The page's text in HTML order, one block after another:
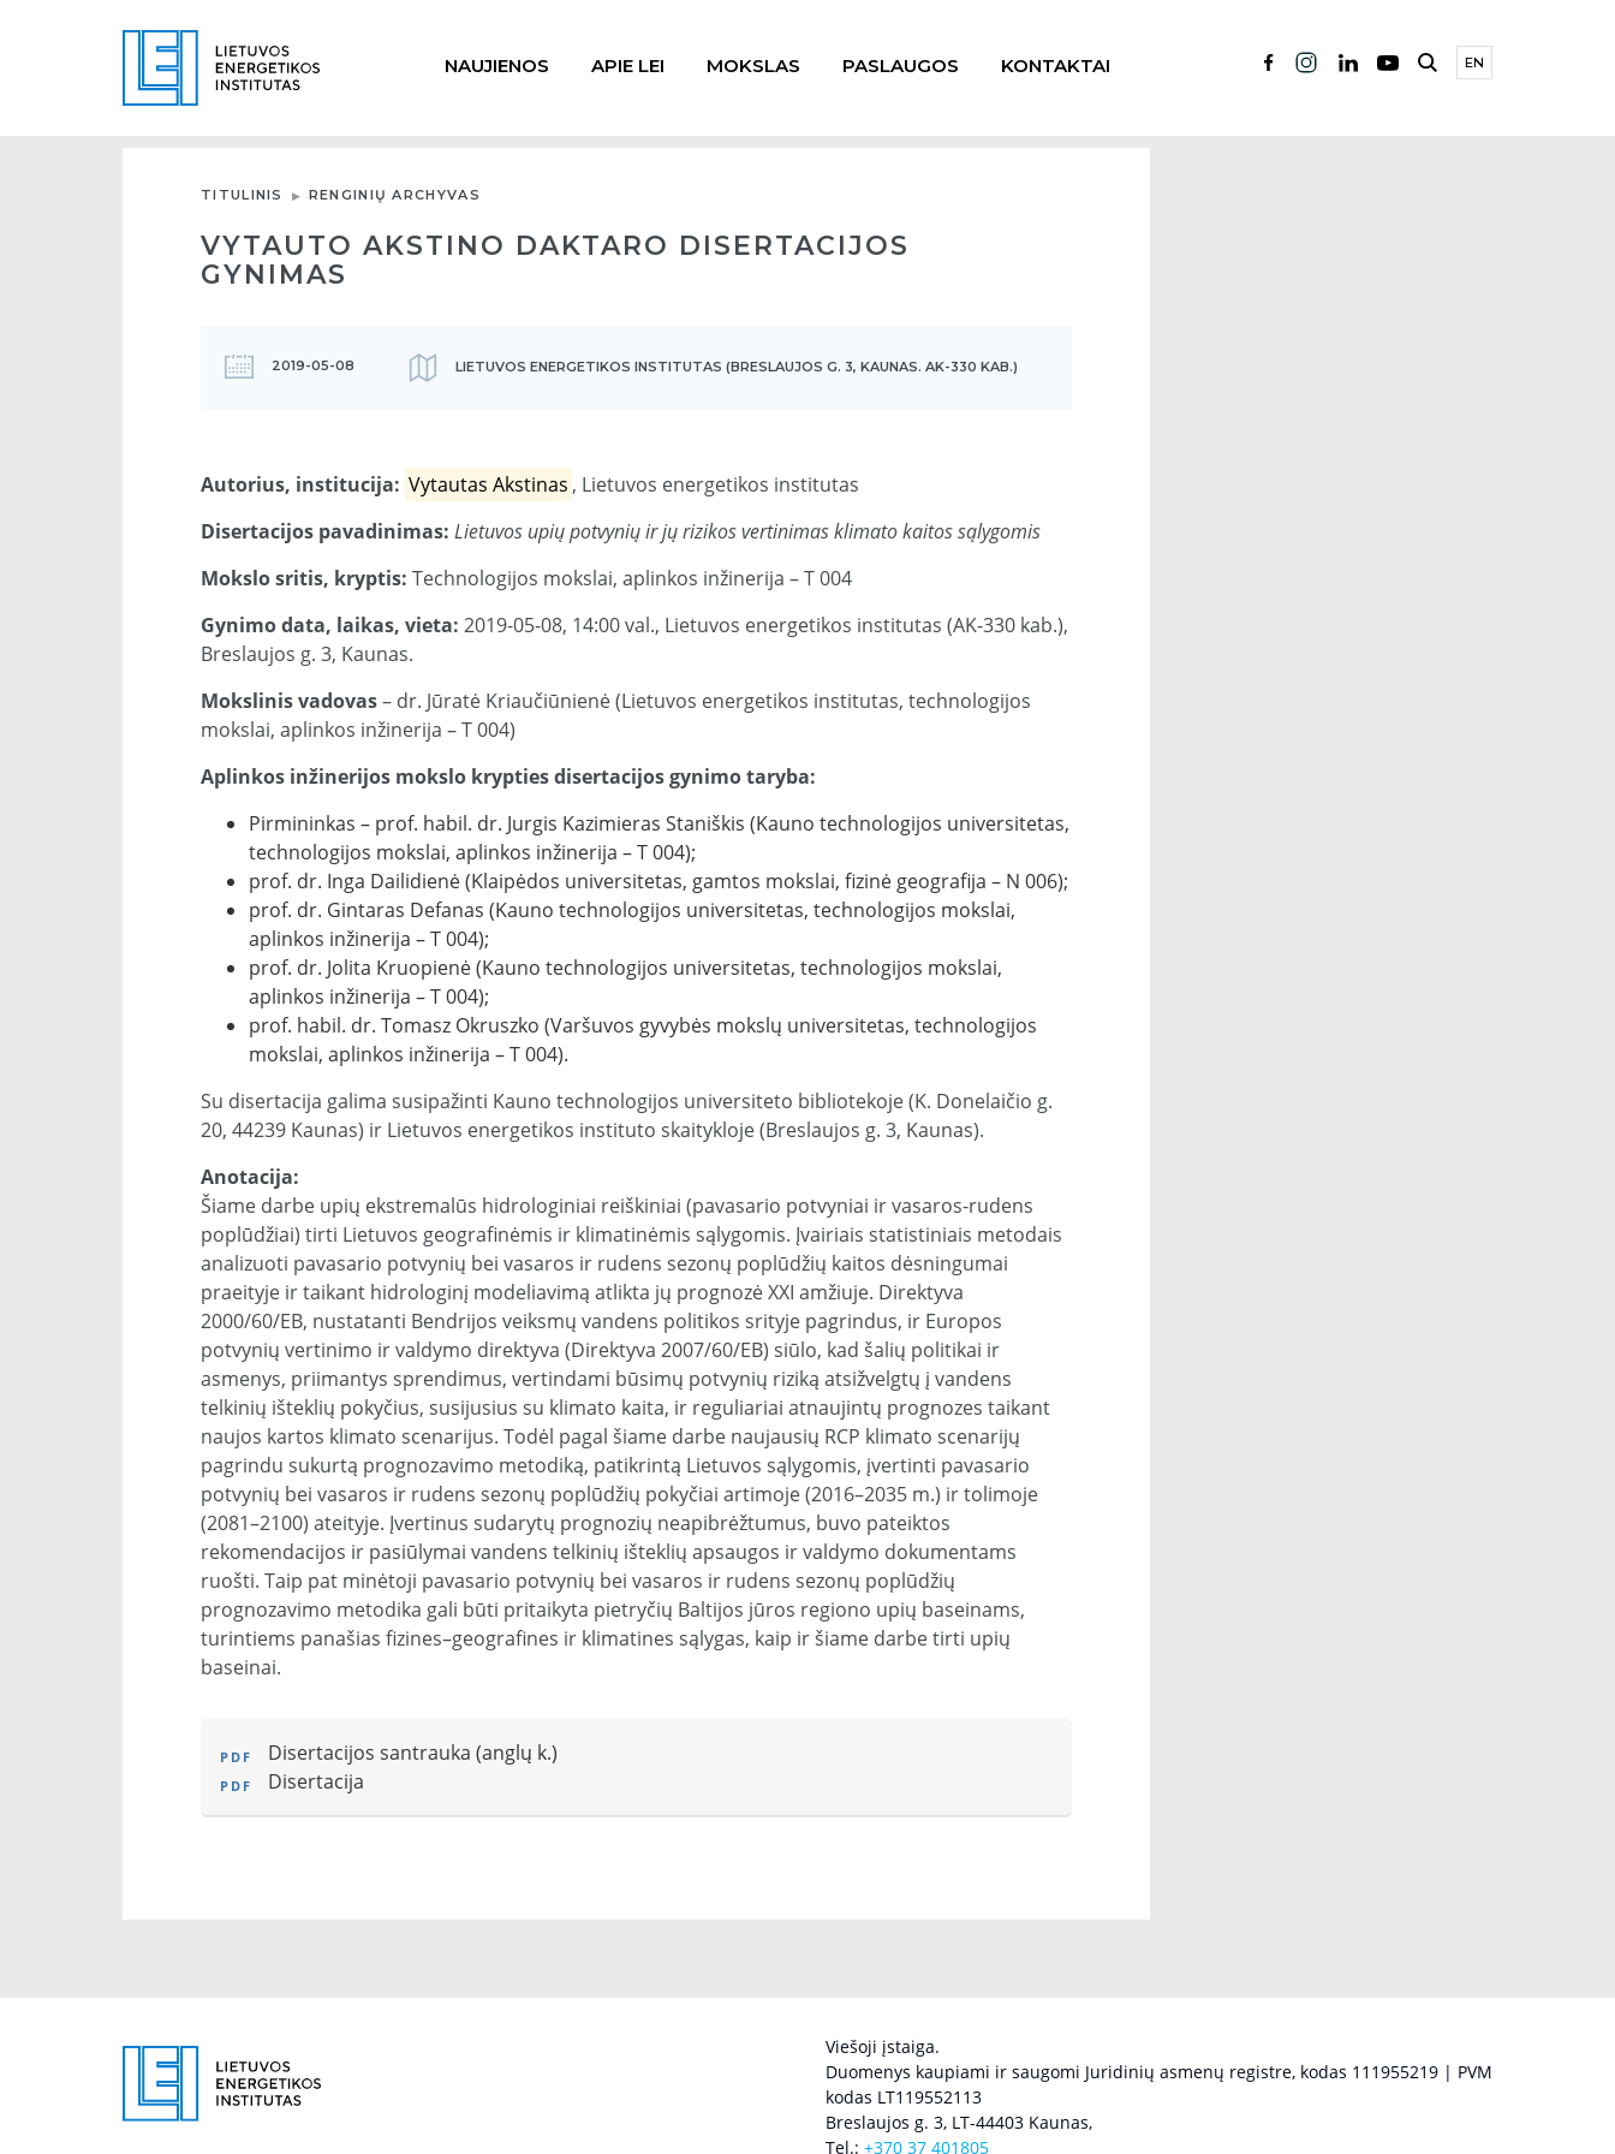
NAUJIENOS APIE LEI MOKSLAS PASLAUGOS KONTAKTAI EN
TITULINIS RENGINIŲ ARCHYVAS
VYTAUTO AKSTINO DAKTARO DISERTACIJOS
GYNIMAS
2019-05-08 LIETUVOS ENERGETIKOS INSTITUTAS (BRESLAUJOS G. 3, KAUNAS. AK-330 KAB.)
Autorius, institucija: Vytautas Akstinas , Lietuvos energetikos institutas
Disertacijos pavadinimas: Lietuvos upių potvynių ir jų rizikos vertinimas klimato kaitos sąlygomis
Mokslo sritis, kryptis: Technologijos mokslai, aplinkos inžinerija – T 004
Gynimo data, laikas, vieta: 2019-05-08, 14:00 val., Lietuvos energetikos institutas (AK-330 kab.),
Breslaujos g. 3, Kaunas.
Mokslinis vadovas– dr. Jūratė Kriaučiūnienė (Lietuvos energetikos institutas, technologijos
mokslai, aplinkos inžinerija – T 004)
Aplinkos inžinerijos mokslo krypties disertacijos gynimo taryba:
Pirmininkas – prof. habil. dr. Jurgis Kazimieras Staniškis (Kauno technologijos universitetas,
technologijos mokslai, aplinkos inžinerija – T 004);
prof. dr. Inga Dailidienė (Klaipėdos universitetas, gamtos mokslai, fizinė geografija – N 006);
prof. dr. Gintaras Defanas (Kauno technologijos universitetas, technologijos mokslai,
aplinkos inžinerija – T 004);
prof. dr. Jolita Kruopienė (Kauno technologijos universitetas, technologijos mokslai,
aplinkos inžinerija – T 004);
prof. habil. dr. Tomasz Okruszko (Varšuvos gyvybės mokslų universitetas, technologijos
mokslai, aplinkos inžinerija – T 004).
Su disertacija galima susipažinti Kauno technologijos universiteto bibliotekoje (K. Donelaičio g.
20, 44239 Kaunas) ir Lietuvos energetikos instituto skaitykloje (Breslaujos g. 3, Kaunas).
Anotacija:
Šiame darbe upių ekstremalūs hidrologiniai reiškiniai (pavasario potvyniai ir vasaros-rudens
poplūdžiai) tirti Lietuvos geografinėmis ir klimatinėmis sąlygomis. Įvairiais statistiniais metodais
analizuoti pavasario potvynių bei vasaros ir rudens sezonų poplūdžių kaitos dėsningumai
praeityje ir taikant hidrologinį modeliavimą atlikta jų prognozė XXI amžiuje. Direktyva
2000/60/EB, nustatanti Bendrijos veiksmų vandens politikos srityje pagrindus, ir Europos
potvynių vertinimo ir valdymo direktyva (Direktyva 2007/60/EB) siūlo, kad šalių politikai ir
asmenys, priimantys sprendimus, vertindami būsimų potvynių riziką atsižvelgtų į vandens
telkinių išteklių pokyčius, susijusius su klimato kaita, ir reguliariai atnaujintų prognozes taikant
naujos kartos klimato scenarijus. Todėl pagal šiame darbe naujausių RCP klimato scenarijų
pagrindu sukurtą prognozavimo metodiką, patikrintą Lietuvos sąlygomis, įvertinti pavasario
potvynių bei vasaros ir rudens sezonų poplūdžių pokyčiai artimoje (2016–2035 m.) ir tolimoje
(2081–2100) ateityje. Įvertinus sudarytų prognozių neapibrėžtumus, buvo pateiktos
rekomendacijos ir pasiūlymai vandens telkinių išteklių apsaugos ir valdymo dokumentams
ruošti. Taip pat minėtoji pavasario potvynių bei vasaros ir rudens sezonų poplūdžių
prognozavimo metodika gali būti pritaikyta pietryčių Baltijos jūros regiono upių baseinams,
turintiems panašias fizines–geografines ir klimatines sąlygas, kaip ir šiame darbe tirti upių
baseinai.
Disertacijos santrauka (anglų k.)
Disertacija
Viešoji įstaiga.
Duomenys kaupiami ir saugomi Juridinių asmenų registre, kodas 111955219 | PVM
kodas LT119552113
Breslaujos g. 3, LT-44403 Kaunas,
Tel.: +370 37 401805